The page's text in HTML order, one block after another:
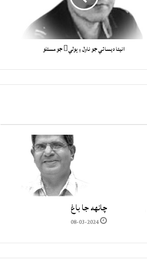
انيتا ديسائي جو ناول ۽ ٻولي جو مسئلو
چانهه جا باغ
08-03-2024